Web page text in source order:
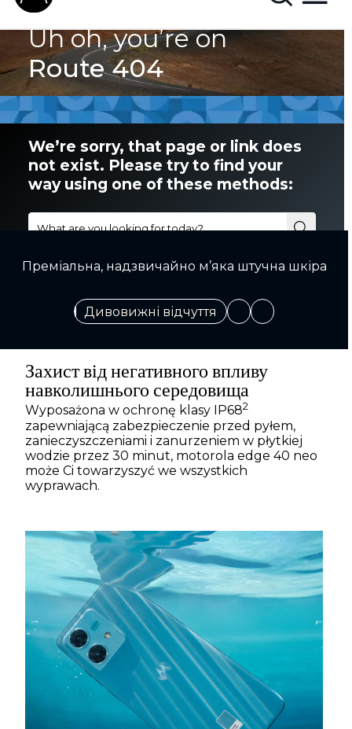
Преміальна, надзвичайно м’яка штучна шкіра
Дивовижні відчуття
Захист від негативного впливу
навколишнього середовища
Wyposażona w ochronę klasy IP682
zapewniającą zabezpieczenie przed pyłem,
zanieczyszczeniami i zanurzeniem w płytkiej
wodzie przez 30 minut, motorola edge 40 neo
może Ci towarzyszyć we wszystkich
wyprawach.